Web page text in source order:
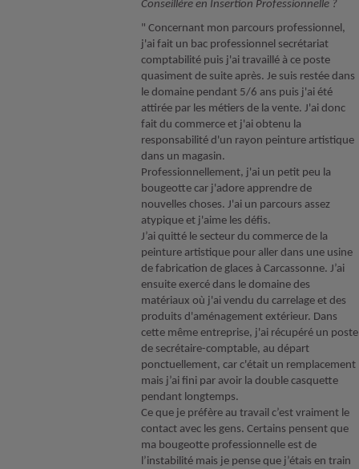
Conseillère en Insertion Professionnelle ?
" Concernant mon parcours professionnel,
j'ai fait un bac professionnel secrétariat
comptabilité puis j'ai travaillé à ce poste
quasiment de suite après. Je suis restée dans
le domaine pendant 5/6 ans puis j'ai été
attirée par les métiers de la vente. J'ai donc
fait du commerce et j'ai obtenu la
responsabilité d'un rayon peinture artistique
dans un magasin.
Professionnellement, j'ai un petit peu la
bougeotte car j'adore apprendre de
nouvelles choses. J'ai un parcours assez
atypique et j'aime les défis.
J’ai quitté le secteur du commerce de la
peinture artistique pour aller dans une usine
de fabrication de glaces à Carcassonne. J’ai
ensuite exercé dans le domaine des
matériaux où j'ai vendu du carrelage et des
produits d'aménagement extérieur. Dans
cette même entreprise, j'ai récupéré un poste
de secrétaire-comptable, au départ
ponctuellement, car c'était un remplacement
mais j’ai fini par avoir la double casquette
pendant longtemps.
Ce que je préfère au travail c’est vraiment le
contact avec les gens. Certains pensent que
ma bougeotte professionnelle est de
l’instabilité mais je pense que j’étais en train